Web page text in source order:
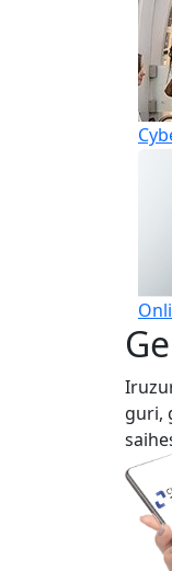
guri,